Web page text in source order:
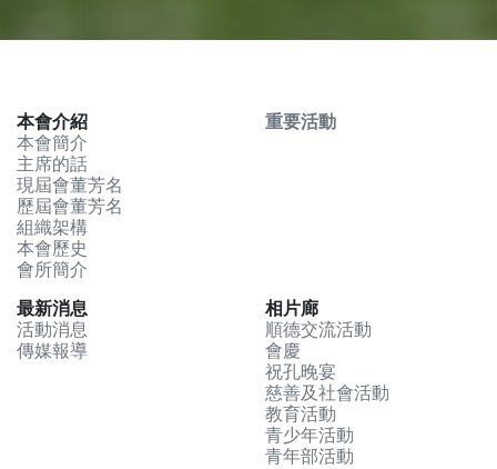
本會介紹
本會簡介
主席的話
現屆會董芳名
歷屆會董芳名
組織架構
本會歷史
會所簡介
重要活動
最新消息
活動消息
傳媒報導
相片廊
順德交流活動
會慶
祝孔晚宴
慈善及社會活動
教育活動
青少年活動
青年部活動